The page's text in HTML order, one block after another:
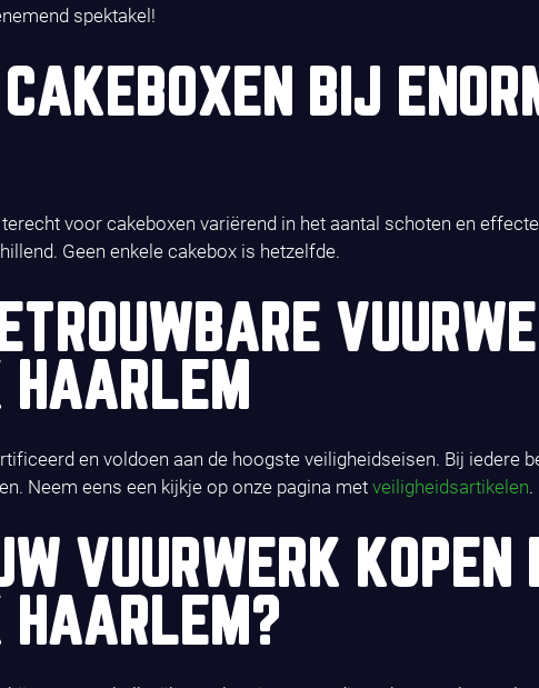
spektakel!
BIJ
voor cakeboxen variërend in het aantal schoten en
Geen enkele cakebox is hetzelfde.
en voldoen aan de hoogste veiligheidseisen. Bij
Neem eens een kijkje op onze pagina met veiligheidsartikelen.
VUURWERK KOPEN